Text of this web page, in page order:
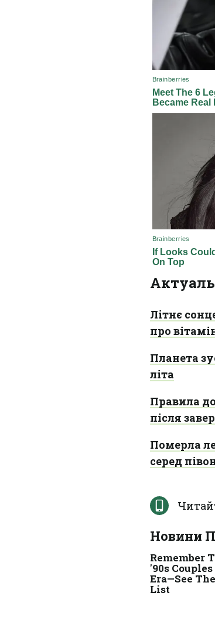
Літнє
про
Планета
літа
Правила
після
Померла
серед